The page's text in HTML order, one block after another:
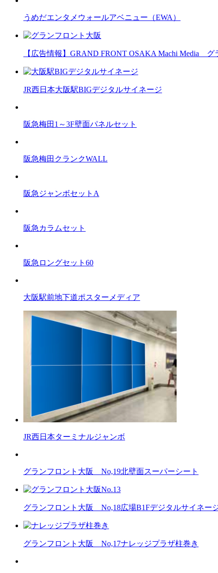
うめだエンタメウォールアベニュー（EWA）
【広告情報】GRAND FRONT OSAKA Machi Media
JR西日本大阪駅BIGデジタルサイネージ
阪急梅田1～3F壁面パネルセット
阪急梅田クランクWALL
阪急ジャンボセットA
阪急カラムセット
阪急ロングセット60
大阪駅前地下道ポスターメディア
JR西日本ターミナルジャンボ
グランフロント大阪 No,19北壁面スーパーシート
グランフロント大阪 No,18広場B1Fデジタルサイネー
グランフロント大阪 No,17ナレッジプラザ柱巻き